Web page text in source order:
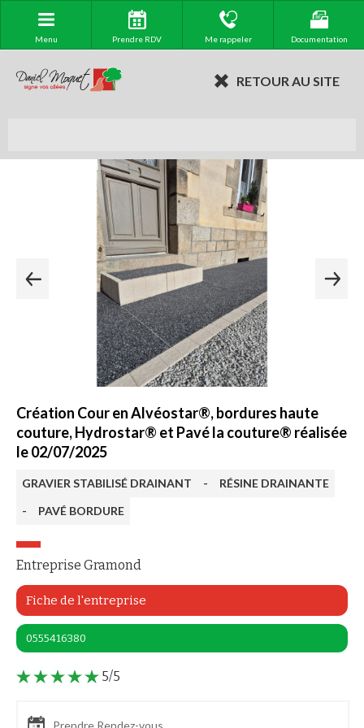
Menu Prendre RDV Me rappeler Documentation
RETOUR AU SITE
Création Cour en Alvéostar®, bordures haute
couture, Hydrostar® et Pavé la couture® réalisée
le 02/07/2025
GRAVIER STABILISÉ DRAINANT -
RÉSINE DRAINANTE
-
PAVÉ BORDURE
Entreprise Gramond
Fiche de l'entreprise
0555416380
5/5